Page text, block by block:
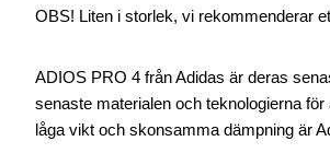
OBS! Liten i storlek, vi rekommenderar
ADIOS PRO 4 från Adidas är deras
senaste materialen och teknologierna
låga vikt och skonsamma dämpning är